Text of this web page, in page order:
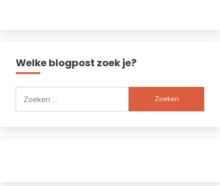
Welke blogpost zoek je?
naar: